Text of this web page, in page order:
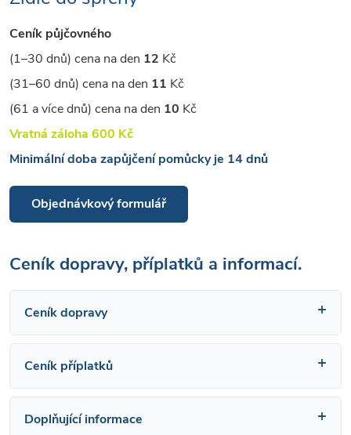
Ceník půjčovného
(1–30 dnů) cena na den 12 Kč
(31–60 dnů) cena na den 11 Kč
(61 a více dnů) cena na den 10 Kč
Vratná záloha 600 Kč
Minimální doba zapůjčení pomůcky je 14 dnů
Objednávkový formulář
Ceník dopravy, příplatků a informací.
Ceník dopravy
Ceník příplatků
Doplňující informace